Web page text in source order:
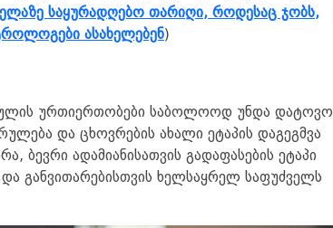
საყურადღებო თარიღი, როდესაც ჯობს,
ასახელებენ)
ურთიერთობები საბოლოოდ უნდა
და ცხოვრების ახალი ეტაპის დაგეგმვა
ბევრი ადამიანისათვის გადაფასების ეტაპი
განვითარებისთვის ხელსაყრელ საფუძველს